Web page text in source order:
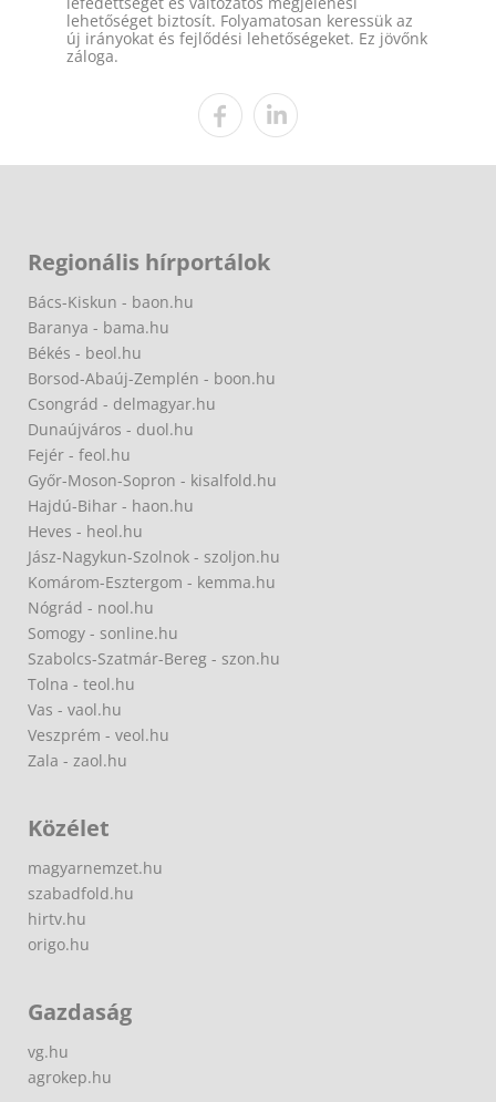
lehetőséget biztosít. Folyamatosan keressük az
új irányokat és fejlődési lehetőségeket. Ez jövőnk
záloga.
Regionális hírportálok
Bács-Kiskun - baon.hu
Baranya - bama.hu
Békés - beol.hu
Borsod-Abaúj-Zemplén - boon.hu
Csongrád - delmagyar.hu
Dunaújváros - duol.hu
Fejér - feol.hu
Győr-Moson-Sopron - kisalfold.hu
Hajdú-Bihar - haon.hu
Heves - heol.hu
Jász-Nagykun-Szolnok - szoljon.hu
Komárom-Esztergom - kemma.hu
Nógrád - nool.hu
Somogy - sonline.hu
Szabolcs-Szatmár-Bereg - szon.hu
Tolna - teol.hu
Vas - vaol.hu
Veszprém - veol.hu
Zala - zaol.hu
Közélet
magyarnemzet.hu
szabadfold.hu
hirtv.hu
origo.hu
Gazdaság
vg.hu
agrokep.hu